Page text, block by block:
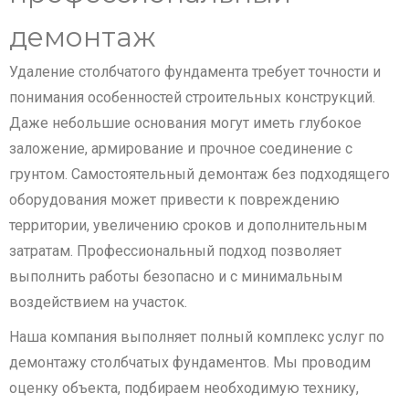
демонтаж
Удаление столбчатого фундамента требует точности и
понимания особенностей строительных конструкций.
Даже небольшие основания могут иметь глубокое
заложение, армирование и прочное соединение с
грунтом. Самостоятельный демонтаж без подходящего
оборудования может привести к повреждению
территории, увеличению сроков и дополнительным
затратам. Профессиональный подход позволяет
выполнить работы безопасно и с минимальным
воздействием на участок.
Наша компания выполняет полный комплекс услуг по
демонтажу столбчатых фундаментов. Мы проводим
оценку объекта, подбираем необходимую технику,